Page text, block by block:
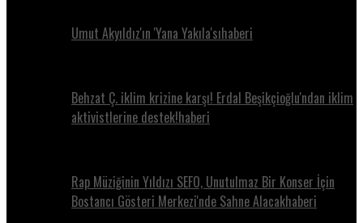
Umut Akyıldız'ın 'Yana Yakıla'sıhaberi
Behzat Ç. iklim krizine karşı! Erdal Beşikçioğlu'ndan iklim
aktivistlerine destek!haberi
Rap Müziğinin Yıldızı SEFO, Unutulmaz Bir Konser İçin
Bostancı Gösteri Merkezi'nde Sahne Alacakhaberi